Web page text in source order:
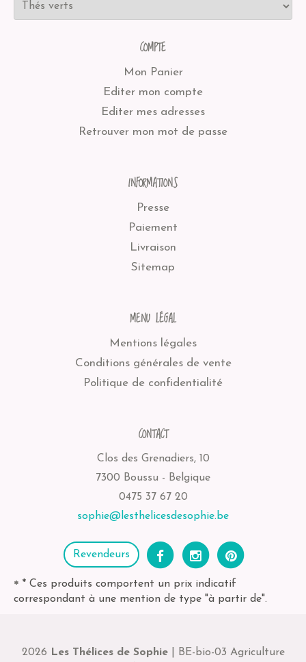
COMPTE
Mon Panier
Editer mon compte
Editer mes adresses
Retrouver mon mot de passe
INFORMATIONS
Presse
Paiement
Livraison
Sitemap
MENU LÉGAL
Mentions légales
Conditions générales de vente
Politique de confidentialité
CONTACT
Clos des Grenadiers, 10
7300 Boussu - Belgique
0475 37 67 20
sophie@lesthelicesdesophie.be
Revendeurs
* * Ces produits comportent un prix indicatif
correspondant à une mention de type "à partir de".
2026 Les Thélices de Sophie| BE-bio-03 Agriculture